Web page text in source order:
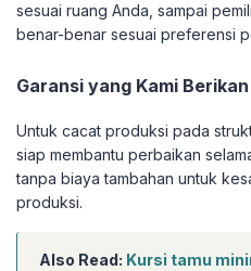
sesuai ruang Anda, sampai
benar-benar sesuai preferensi
Garansi yang Kami Berikan
Untuk cacat produksi pada
siap membantu perbaikan
tanpa biaya tambahan untuk
produksi.
Also Read: Kursi tamu